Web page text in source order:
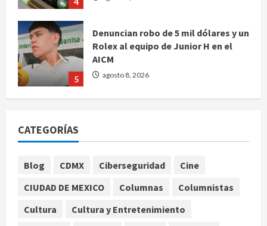
5
Denuncian robo de 5 mil dólares y un
Rolex al equipo de Junior H en el
AICM
agosto 8, 2026
México y Perú restablecen
años de enfrentamientos
CATEGORÍAS
Blog CDMX Ciberseguridad
Cine
CIUDAD DE MEXICO
Columnas
Columnistas
Cultura
Cultura y Entretenimiento